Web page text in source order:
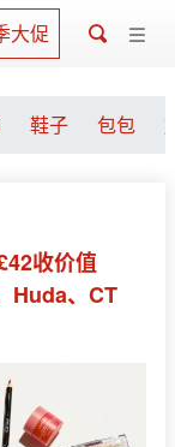
大促
鞋子 包包
收价值
Huda、CT